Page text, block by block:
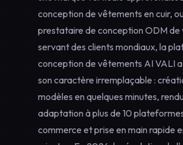
conception de vêtements en cuir,
prestataire de conception ODM de
servant des clients mondiaux, la
conception de vêtements AI VALI
son caractère irremplaçable :
modèles en quelques minutes,
adaptation à plus de 10
commerce et prise en main rapide